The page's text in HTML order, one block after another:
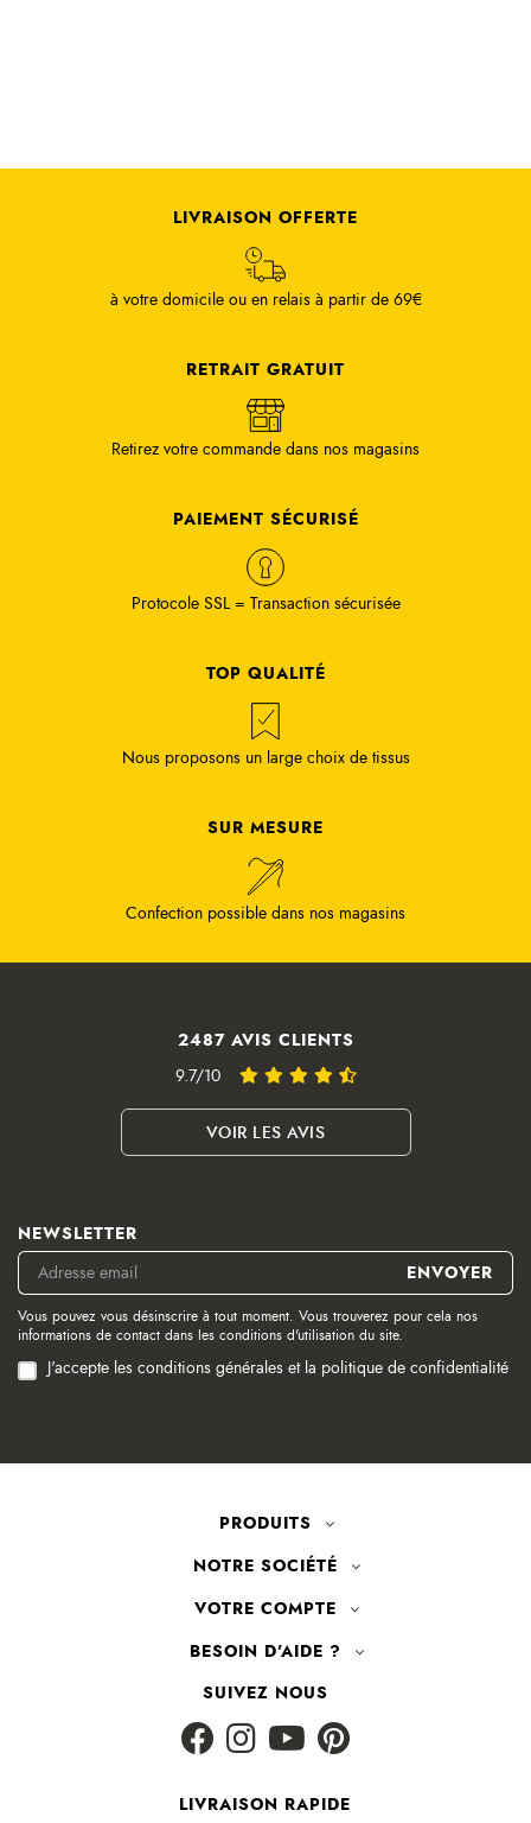
LIVRAISON OFFERTE
à votre domicile ou en relais à partir de 69€
RETRAIT GRATUIT
Retirez votre commande dans nos magasins
PAIEMENT SÉCURISÉ
Protocole SSL = Transaction sécurisée
TOP QUALITÉ
Nous proposons un large choix de tissus
SUR MESURE
Confection possible dans nos magasins
2487 AVIS CLIENTS
9.7/10
VOIR LES AVIS
NEWSLETTER
Vous pouvez vous désinscrire à tout moment. Vous trouverez pour cela nos
informations de contact dans les conditions d'utilisation du site.
J'accepte les conditions générales et la politique de confidentialité
PRODUITS
NOTRE SOCIÉTÉ
VOTRE COMPTE
BESOIN D'AIDE ?
SUIVEZ NOUS
LIVRAISON RAPIDE